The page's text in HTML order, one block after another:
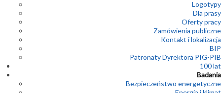
Logotypy
Dla prasy
Oferty pracy
Zamówienia publiczne
Kontakt i lokalizacja
BIP
Patronaty Dyrektora PIG-PIB
100 lat
Badania
Bezpieczeństwo energetyczne